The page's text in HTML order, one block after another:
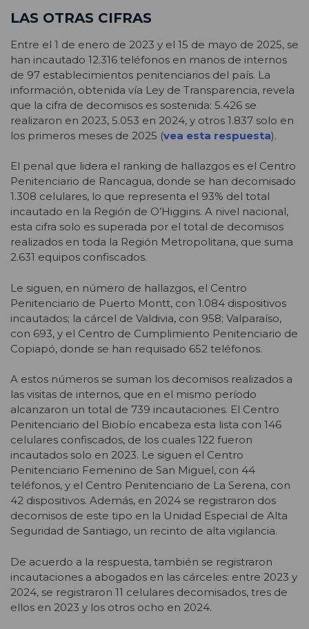
LAS OTRAS CIFRAS
Entre el 1 de enero de 2023 y el 15 de mayo de 2025, se
han incautado 12.316 teléfonos en manos de internos
de 97 establecimientos penitenciarios del país. La
información, obtenida vía Ley de Transparencia, revela
que la cifra de decomisos es sostenida: 5.426 se
realizaron en 2023, 5.053 en 2024, y otros 1.837 solo en
los primeros meses de 2025 (vea esta respuesta).
El penal que lidera el ranking de hallazgos es el Centro
Penitenciario de Rancagua, donde se han decomisado
1.308 celulares, lo que representa el 93% del total
incautado en la Región de O’Higgins. A nivel nacional,
esta cifra solo es superada por el total de decomisos
realizados en toda la Región Metropolitana, que suma
2.631 equipos confiscados.
Le siguen, en número de hallazgos, el Centro
Penitenciario de Puerto Montt, con 1.084 dispositivos
incautados; la cárcel de Valdivia, con 958; Valparaíso,
con 693, y el Centro de Cumplimiento Penitenciario de
Copiapó, donde se han requisado 652 teléfonos.
A estos números se suman los decomisos realizados a
las visitas de internos, que en el mismo período
alcanzaron un total de 739 incautaciones. El Centro
Penitenciario del Biobío encabeza esta lista con 146
celulares confiscados, de los cuales 122 fueron
incautados solo en 2023. Le siguen el Centro
Penitenciario Femenino de San Miguel, con 44
teléfonos, y el Centro Penitenciario de La Serena, con
42 dispositivos. Además, en 2024 se registraron dos
decomisos de este tipo en la Unidad Especial de Alta
Seguridad de Santiago, un recinto de alta vigilancia.
De acuerdo a la respuesta, también se registraron
incautaciones a abogados en las cárceles: entre 2023 y
2024, se registraron 11 celulares decomisados, tres de
ellos en 2023 y los otros ocho en 2024.